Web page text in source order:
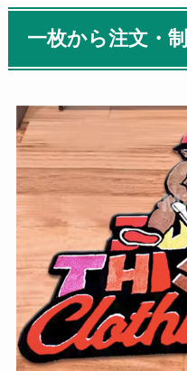
一枚から注文・